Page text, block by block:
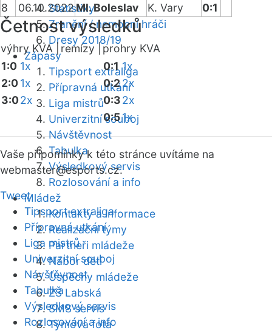
Statistiky
Zranění / nemocní hráči
Dresy 2018/19
Zápasy
Tipsport extraliga
Přípravná utkání
Liga mistrů
Univerzitní souboj
Návštěvnost
Tabulka
Výsledkový servis
Rozlosování a info
Mládež
Kontakty a informace
Realizační týmy
Partneři mládeže
Nábor dětí
Úspěchy mládeže
ZŠ Labská
SMS servis
Týmová fota
8
06.10.2022Ml. Boleslav K. Vary 0:1
Četnost výsledků
výhry KVA | remízy | prohry KVA
1:0 1x
2:01x
3:02x
0:1 1x
0:22x
0:32x
0:51x
Vaše připomínky k této stránce uvítáme na
webmaster@esports.cz.
Tweet
Tipsport extraliga
Přípravná utkání
Liga mistrů
Univerzitní souboj
Návštěvnost
Tabulka
Výsledkový servis
Rozlosování a info